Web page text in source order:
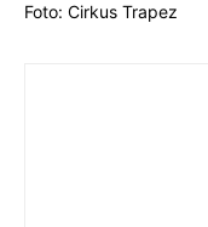
Foto: Cirkus Trapez